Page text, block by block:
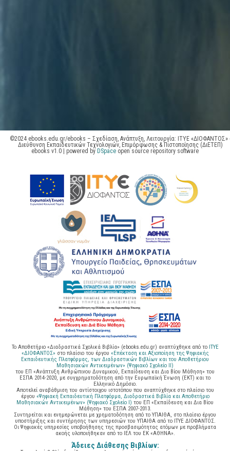
©2024 ebooks.edu.gr/ebooks – Σχεδίαση, Ανάπτυξη, Λειτουργία: ΙΤΥΕ «ΔΙΟΦΑΝΤΟΣ»
Διεύθυνση Εκπαιδευτικών Τεχνολογιών, Επιμόρφωσης & Πιστοποίησης (ΔιΕΤΕΠ)
ebooks v1.0 | powered by DSpace open source repository software
Το Αποθετήριο «Διαδραστικά Σχολικά Βιβλία» (ebooks.edu.gr) αναπτύχθηκε από το ΙΤΥΕ
«ΔΙΟΦΑΝΤΟΣ» στο πλαίσιο του έργου «Επέκταση και Αξιοποίηση της Ψηφιακής
Εκπαιδευτικής Πλατφόρμας, των Διαδραστικών Βιβλίων και του Αποθετήριου
Μαθησιακών Αντικειμένων» (Ψηφιακό Σχολείο ΙΙ)
του ΕΠ «Ανάπτυξη Ανθρώπινου Δυναμικού, Εκπαίδευση και Δια Βίου Μάθηση» του
ΕΣΠΑ 2014-2020, με συγχρηματοδότηση από την Ευρωπαϊκή Ένωση (ΕΚΤ) και το
Ελληνικό Δημόσιο.
Αποτελεί αναβάθμιση του αντίστοιχου ιστοτόπου που αναπτύχθηκε στο πλαίσιο του
έργου «Ψηφιακή Εκπαιδευτική Πλατφόρμα, Διαδραστικά Βιβλία και Αποθετήριο
Μαθησιακών Αντικειμένων» (Ψηφιακό Σχολείο Ι) του ΕΠ «Εκπαίδευση και Δια Βίου
Μάθηση» του ΕΣΠΑ 2007-2013.
Συντηρείται και ενημερώνεται με χρηματοδότηση από το ΥΠΑΙΘΑ, στο πλαίσιο έργου
υποστήριξης και συντήρησης των υπηρεσιών του ΥΠΑΙΘΑ από το ΙΤΥΕ ΔΙΟΦΑΝΤΟΣ.
Οι Ψηφιακές υπηρεσίες υποβοήθησης της προσβασιμότητας ατόμων με προβλήματα
ακοής υλοποιήθηκαν από το ΙΕΛ του ΕΚ «ΑΘΗΝΑ».
Άδειες Διάθεσης Βιβλίων: